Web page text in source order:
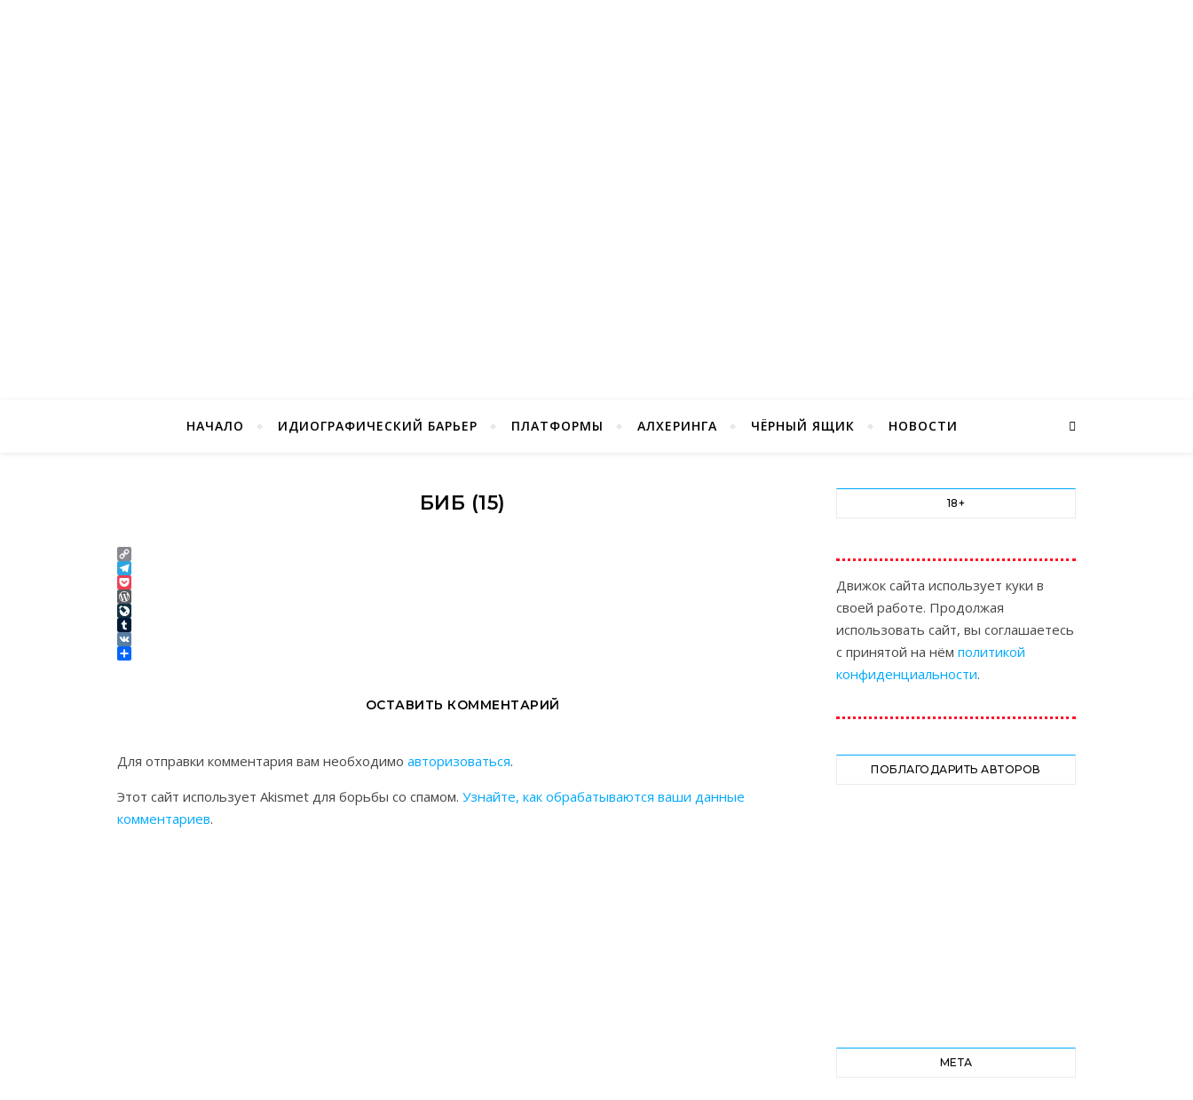
НАЧАЛО ИДИОГРАФИЧЕСКИЙ БАРЬЕР ПЛАТФОРМЫ АЛХЕРИНГА ЧЁРНЫЙ ЯЩИК НОВОСТИ
БИБ (15)
Copy
Link
Telegram
Pocket
WordPress
LiveJournal
Tumblr
VK
ОСТАВИТЬ КОММЕНТАРИЙ
Для отправки комментария вам необходимо авторизоваться.
Этот сайт использует Akismet для борьбы со спамом. Узнайте, как обрабатываются ваши данные
комментариев.
18+
Движок сайта использует куки в
своей работе. Продолжая
использовать сайт, вы соглашаетесь
с принятой на нём политикой
конфиденциальности.
ПОБЛАГОДАРИТЬ АВТОРОВ
МЕТА